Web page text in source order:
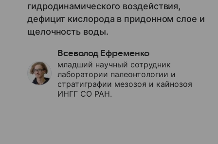
гидродинамического воздействия,
дефицит кислорода в придонном слое и
щелочность воды.
Всеволод Ефременко
младший научный сотрудник
лаборатории палеонтологии и
стратиграфии мезозоя и кайнозоя
ИНГГ СО РАН.